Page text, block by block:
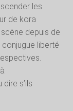
les
de kora
depuis de
liberté
s’ils